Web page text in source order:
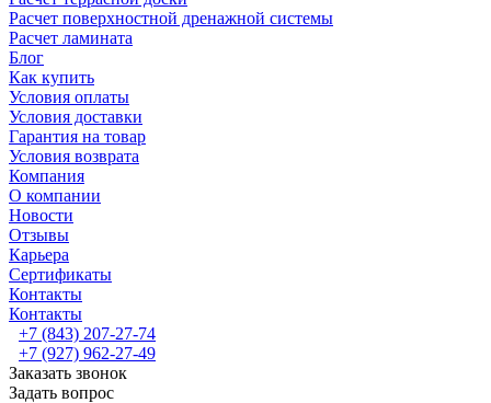
Расчет поверхностной дренажной системы
Расчет ламината
Блог
Как купить
Условия оплаты
Условия доставки
Гарантия на товар
Условия возврата
Компания
О компании
Новости
Отзывы
Карьера
Сертификаты
Контакты
Контакты
+7 (843) 207-27-74
+7 (927) 962-27-49
Заказать звонок
Задать вопрос